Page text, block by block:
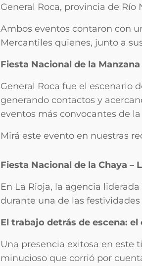
General Roca, provincia de Río
Ambos eventos contaron con
Mercantiles quienes, junto a
Fiesta Nacional de la
General Roca fue el escenario
generando contactos y
eventos más convocantes de
Mirá este evento en nuestras
Fiesta Nacional de la Chaya –
En La Rioja, la agencia
durante una de las
El trabajo detrás de escena:
Una presencia exitosa en este
minucioso que corrió por